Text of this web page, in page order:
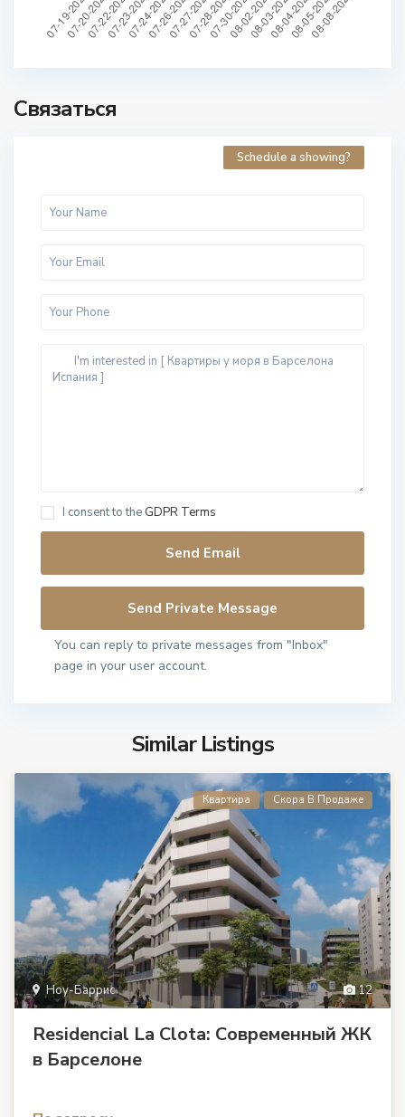
Связаться
Schedule a showing?
I consent to the GDPR Terms
You can reply to private messages from "Inbox"
page in your user account.
Similar Listings
12
Ноу-Баррис
Квартира Скора В Продаже
Residencial La Clota: Современный ЖК
в Барселоне